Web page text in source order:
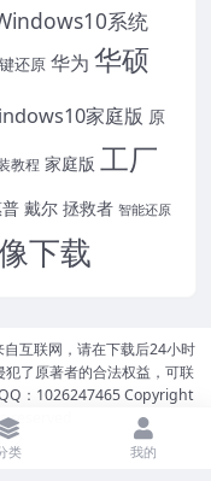
系统
还原 华为 华硕
家庭版 原
教程 家庭版 工厂
戴尔 拯救者 智能还原
下载
互联网，请在下载后24小时
了原著者的合法权益，可联
：1026247465 Copyright
reserved
-2
类 我的